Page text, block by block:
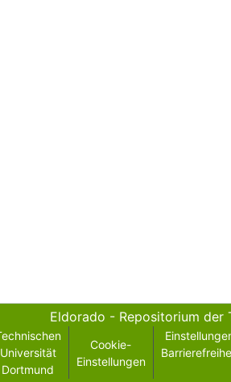
Eldorado - Repositorium der
Universität
Dortmund
Cookie-
Einstellungen